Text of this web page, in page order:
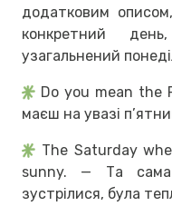
додатковим
конкретний
узагальнений
Do you mean the
маєш на увазі
The Saturday
sunny. — Та
зустрілися, була